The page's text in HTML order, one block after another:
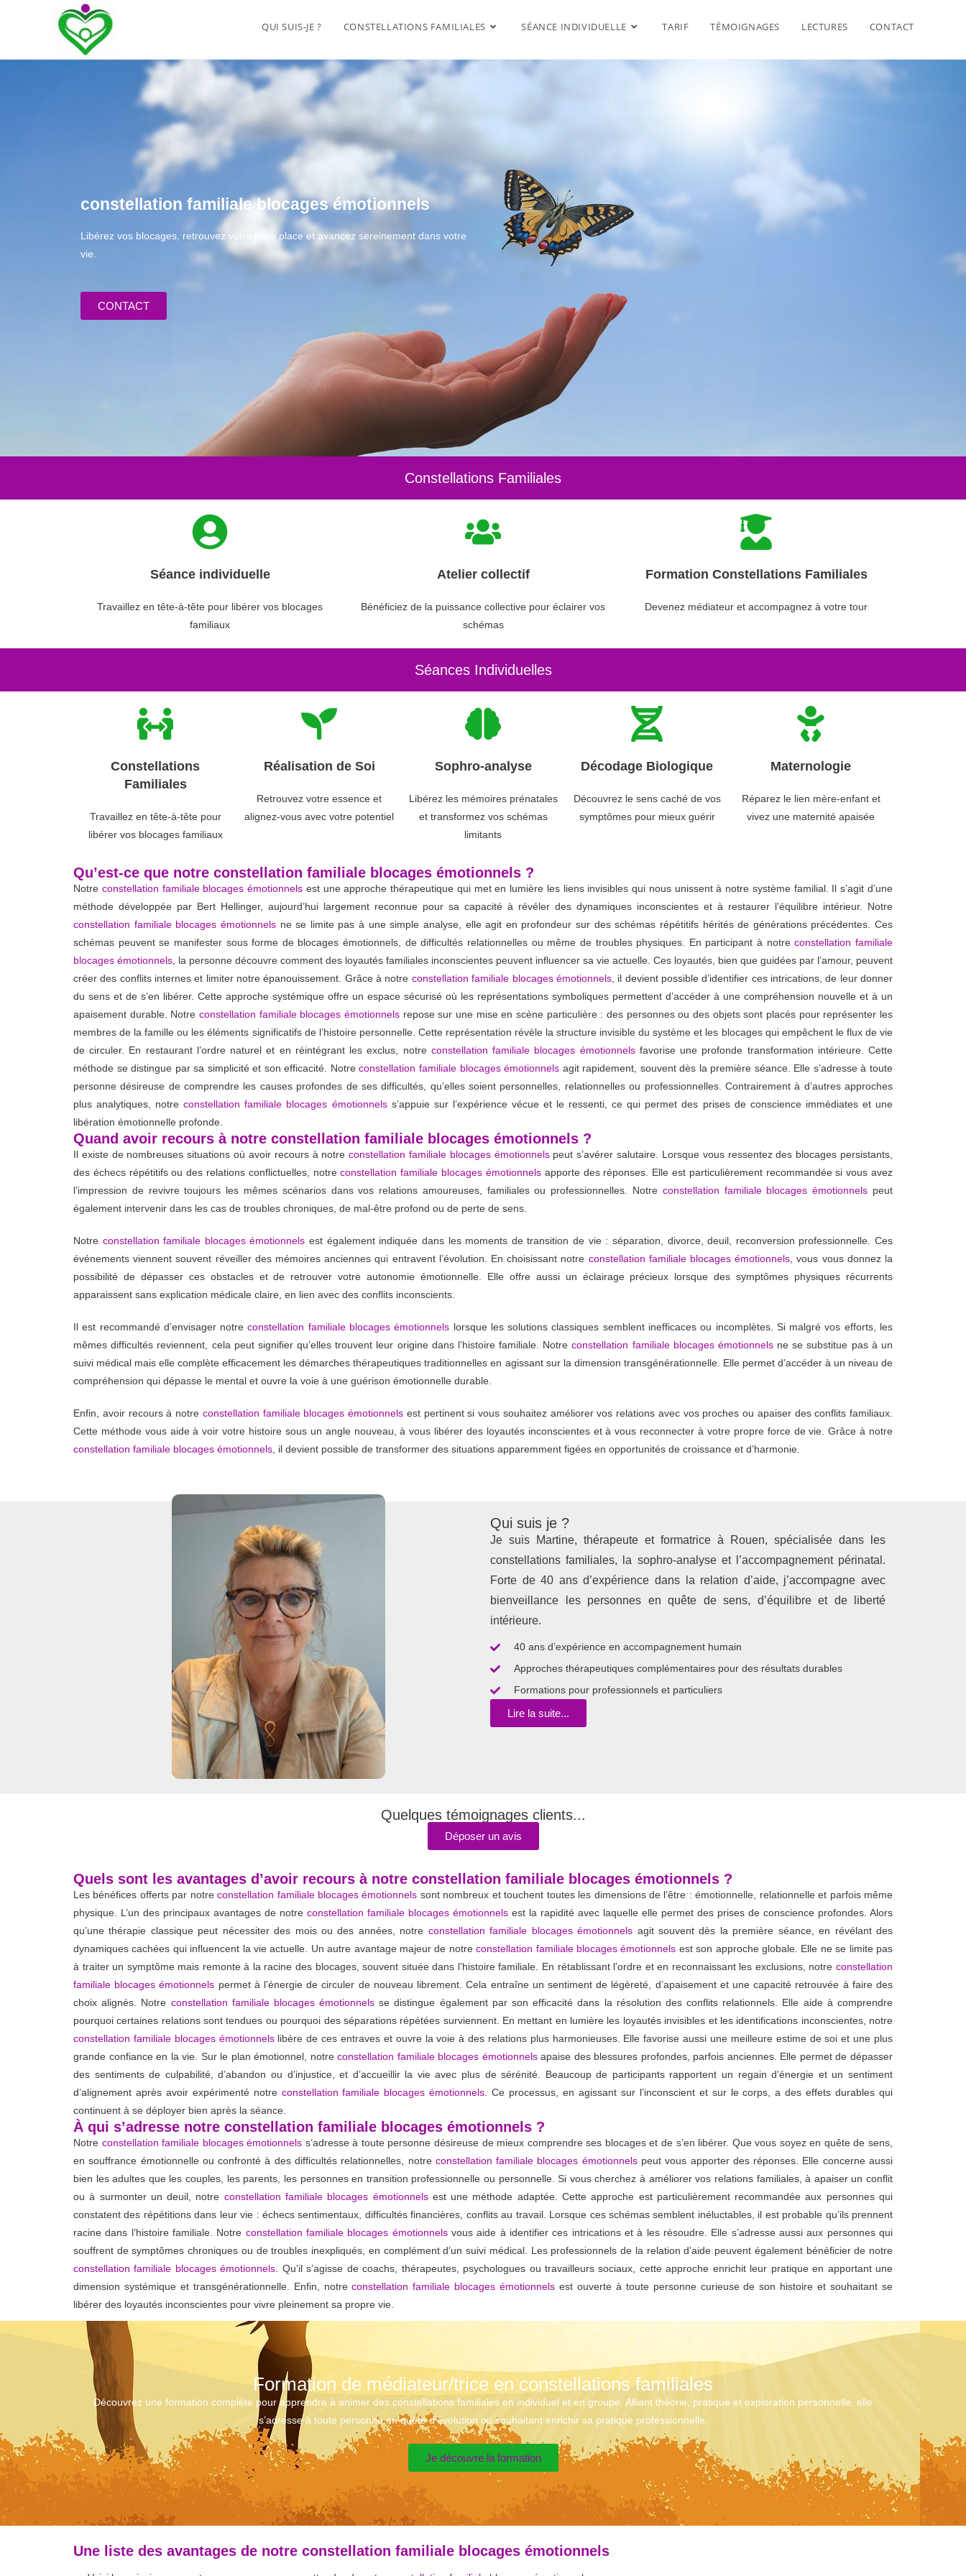
QUI SUIS-JE ? CONSTELLATIONS FAMILIALES SÉANCE INDIVIDUELLE TARIF TÉMOIGNAGES LECTURES CONTACT
constellation familiale blocages émotionnels
Libérez vos blocages, retrouvez votre juste place et avancez sereinement dans votre
vie.
CONTACT
Constellations Familiales
Séance individuelle
Travaillez en tête-à-tête pour libérer vos blocages
familiaux
Atelier collectif
Bénéficiez de la puissance collective pour éclairer vos
schémas
Formation Constellations Familiales
Devenez médiateur et accompagnez à votre tour
Séances Individuelles
Constellations
Familiales
Travaillez en tête-à-tête pour
libérer vos blocages familiaux
Réalisation de Soi
Retrouvez votre essence et
alignez-vous avec votre potentiel
Sophro-analyse
Libérez les mémoires prénatales
et transformez vos schémas
limitants
Décodage Biologique
Découvrez le sens caché de vos
symptômes pour mieux guérir
Maternologie
Réparez le lien mère-enfant et
vivez une maternité apaisée
Qu’est-ce que notre constellation familiale blocages émotionnels ?
Notre constellation familiale blocages émotionnels est une approche thérapeutique qui met en lumière les liens invisibles qui nous unissent à notre système familial. Il s’agit d’une
méthode développée par Bert Hellinger, aujourd’hui largement reconnue pour sa capacité à révéler des dynamiques inconscientes et à restaurer l’équilibre intérieur. Notre
constellation familiale blocages émotionnelsne se limite pas à une simple analyse, elle agit en profondeur sur des schémas répétitifs hérités de générations précédentes. Ces
schémas peuvent se manifester sous forme de blocages émotionnels, de difficultés relationnelles ou même de troubles physiques. En participant à notreconstellation familiale
blocages émotionnels , la personne découvre comment des loyautés familiales inconscientes peuvent influencer sa vie actuelle. Ces loyautés, bien que guidées par l’amour, peuvent
créer des conflits internes et limiter notre épanouissement. Grâce à notre constellation familiale blocages émotionnels, il devient possible d’identifier ces intrications, de leur donner
du sens et de s’en libérer. Cette approche systémique offre un espace sécurisé où les représentations symboliques permettent d’accéder à une compréhension nouvelle et à un
apaisement durable. Notre constellation familiale blocages émotionnels repose sur une mise en scène particulière : des personnes ou des objets sont placés pour représenter les
membres de la famille ou les éléments significatifs de l’histoire personnelle. Cette représentation révèle la structure invisible du système et les blocages qui empêchent le flux de vie
de circuler. En restaurant l’ordre naturel et en réintégrant les exclus, notre constellation familiale blocages émotionnelsfavorise une profonde transformation intérieure. Cette
méthode se distingue par sa simplicité et son efficacité. Notreconstellation familiale blocages émotionnels agit rapidement, souvent dès la première séance. Elle s’adresse à toute
personne désireuse de comprendre les causes profondes de ses difficultés, qu’elles soient personnelles, relationnelles ou professionnelles. Contrairement à d’autres approches
plus analytiques, notreconstellation familiale blocages émotionnelss’appuie sur l’expérience vécue et le ressenti, ce qui permet des prises de conscience immédiates et une
libération émotionnelle profonde.
Quand avoir recours à notre constellation familiale blocages émotionnels ?
Il existe de nombreuses situations où avoir recours à notreconstellation familiale blocages émotionnelspeut s’avérer salutaire. Lorsque vous ressentez des blocages persistants,
des échecs répétitifs ou des relations conflictuelles, notreconstellation familiale blocages émotionnelsapporte des réponses. Elle est particulièrement recommandée si vous avez
l’impression de revivre toujours les mêmes scénarios dans vos relations amoureuses, familiales ou professionnelles. Notre constellation familiale blocages émotionnels peut
également intervenir dans les cas de troubles chroniques, de mal-être profond ou de perte de sens.
Notre constellation familiale blocages émotionnels est également indiquée dans les moments de transition de vie : séparation, divorce, deuil, reconversion professionnelle. Ces
événements viennent souvent réveiller des mémoires anciennes qui entravent l’évolution. En choisissant notre constellation familiale blocages émotionnels , vous vous donnez la
possibilité de dépasser ces obstacles et de retrouver votre autonomie émotionnelle. Elle offre aussi un éclairage précieux lorsque des symptômes physiques récurrents
apparaissent sans explication médicale claire, en lien avec des conflits inconscients.
Il est recommandé d’envisager notreconstellation familiale blocages émotionnels lorsque les solutions classiques semblent inefficaces ou incomplètes. Si malgré vos efforts, les
mêmes difficultés reviennent, cela peut signifier qu’elles trouvent leur origine dans l’histoire familiale. Notreconstellation familiale blocages émotionnelsne se substitue pas à un
suivi médical mais elle complète efficacement les démarches thérapeutiques traditionnelles en agissant sur la dimension transgénérationnelle. Elle permet d’accéder à un niveau de
compréhension qui dépasse le mental et ouvre la voie à une guérison émotionnelle durable.
Enfin, avoir recours à notre constellation familiale blocages émotionnels est pertinent si vous souhaitez améliorer vos relations avec vos proches ou apaiser des conflits familiaux.
Cette méthode vous aide à voir votre histoire sous un angle nouveau, à vous libérer des loyautés inconscientes et à vous reconnecter à votre propre force de vie. Grâce à notre
constellation familiale blocages émotionnels , il devient possible de transformer des situations apparemment figées en opportunités de croissance et d’harmonie.
Qui suis je ?
Je suis Martine, thérapeute et formatrice à Rouen, spécialisée dans les
constellations familiales, la sophro-analyse et l’accompagnement périnatal.
Forte de 40 ans d’expérience dans la relation d’aide, j’accompagne avec
bienveillance les personnes en quête de sens, d’équilibre et de liberté
intérieure.
40 ans d’expérience en accompagnement humain
Approches thérapeutiques complémentaires pour des résultats durables
Formations pour professionnels et particuliers
Lire la suite...
Quelques témoignages clients...
Déposer un avis
Quels sont les avantages d’avoir recours à notre constellation familiale blocages émotionnels ?
Les bénéfices offerts par notreconstellation familiale blocages émotionnels sont nombreux et touchent toutes les dimensions de l’être : émotionnelle, relationnelle et parfois même
physique. L’un des principaux avantages de notre constellation familiale blocages émotionnels est la rapidité avec laquelle elle permet des prises de conscience profondes. Alors
qu’une thérapie classique peut nécessiter des mois ou des années, notre constellation familiale blocages émotionnels agit souvent dès la première séance, en révélant des
dynamiques cachées qui influencent la vie actuelle. Un autre avantage majeur de notreconstellation familiale blocages émotionnels est son approche globale. Elle ne se limite pas
à traiter un symptôme mais remonte à la racine des blocages, souvent située dans l’histoire familiale. En rétablissant l’ordre et en reconnaissant les exclusions, notre constellation
familiale blocages émotionnels permet à l’énergie de circuler de nouveau librement. Cela entraîne un sentiment de légèreté, d’apaisement et une capacité retrouvée à faire des
choix alignés. Notre constellation familiale blocages émotionnels se distingue également par son efficacité dans la résolution des conflits relationnels. Elle aide à comprendre
pourquoi certaines relations sont tendues ou pourquoi des séparations répétées surviennent. En mettant en lumière les loyautés invisibles et les identifications inconscientes, notre
constellation familiale blocages émotionnelslibère de ces entraves et ouvre la voie à des relations plus harmonieuses. Elle favorise aussi une meilleure estime de soi et une plus
grande confiance en la vie. Sur le plan émotionnel, notreconstellation familiale blocages émotionnelsapaise des blessures profondes, parfois anciennes. Elle permet de dépasser
des sentiments de culpabilité, d’abandon ou d’injustice, et d’accueillir la vie avec plus de sérénité. Beaucoup de participants rapportent un regain d’énergie et un sentiment
d’alignement après avoir expérimenté notre constellation familiale blocages émotionnels . Ce processus, en agissant sur l’inconscient et sur le corps, a des effets durables qui
continuent à se déployer bien après la séance.
À qui s’adresse notre constellation familiale blocages émotionnels ?
Notre constellation familiale blocages émotionnels s’adresse à toute personne désireuse de mieux comprendre ses blocages et de s’en libérer. Que vous soyez en quête de sens,
en souffrance émotionnelle ou confronté à des difficultés relationnelles, notre constellation familiale blocages émotionnelspeut vous apporter des réponses. Elle concerne aussi
bien les adultes que les couples, les parents, les personnes en transition professionnelle ou personnelle. Si vous cherchez à améliorer vos relations familiales, à apaiser un conflit
ou à surmonter un deuil, notre constellation familiale blocages émotionnelsest une méthode adaptée. Cette approche est particulièrement recommandée aux personnes qui
constatent des répétitions dans leur vie : échecs sentimentaux, difficultés financières, conflits au travail. Lorsque ces schémas semblent inéluctables, il est probable qu’ils prennent
racine dans l’histoire familiale. Notre constellation familiale blocages émotionnelsvous aide à identifier ces intrications et à les résoudre. Elle s’adresse aussi aux personnes qui
souffrent de symptômes chroniques ou de troubles inexpliqués, en complément d’un suivi médical. Les professionnels de la relation d’aide peuvent également bénéficier de notre
constellation familiale blocages émotionnels . Qu’il s’agisse de coachs, thérapeutes, psychologues ou travailleurs sociaux, cette approche enrichit leur pratique en apportant une
dimension systémique et transgénérationnelle. Enfin, notreconstellation familiale blocages émotionnels est ouverte à toute personne curieuse de son histoire et souhaitant se
libérer des loyautés inconscientes pour vivre pleinement sa propre vie.
Formation de médiateur/trice en constellations familiales
Découvrez une formation complète pour apprendre à animer des constellations familiales en individuel et en groupe. Alliant théorie, pratique et exploration personnelle, elle
s’adresse à toute personne en quête d’évolution ou souhaitant enrichir sa pratique professionnelle.
Je découvre la formation
Une liste des avantages de notre constellation familiale blocages émotionnels